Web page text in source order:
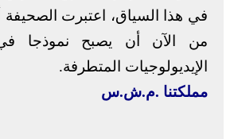
في هذا السياق، اعتبرت
من الآن أن يصبح نموذجا
الإيديولوجيات المتطرفة.
مملكتنا .م.ش.س